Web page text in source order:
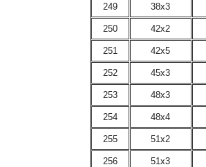
249 38х3
250 42х2
251 42х5
252 45х3
253 48х3
254 48х4
255 51х2
256 51х3